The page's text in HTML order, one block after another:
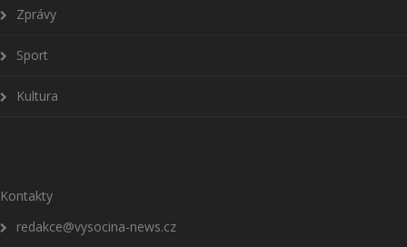
Zprávy
Sport
Kultura
Kontakty
redakce@vysocina-news.cz